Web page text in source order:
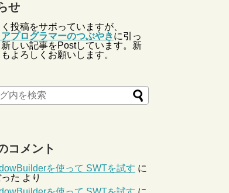
せ
投稿をサボっていますが、
アプログラマーのつぶやきに引っ
しい記事をPostしています。新
よろしくお願いします。
コメント
を使って SWTを試す に
た より